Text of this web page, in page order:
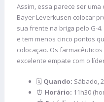
Assim, essa parece ser
Bayer Leverkusen colocar
sua frente na briga pelo G-
e tem menos cinco pontos
colocação. Os
excelente empate com o
🗓️ Quando: Sábado,
⏰ Horário: 11h30